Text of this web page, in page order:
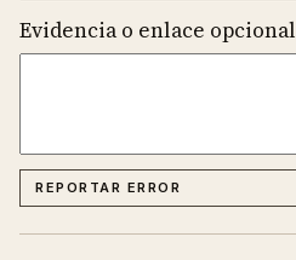
Evidencia o enlace opcional
REPORTAR ERROR